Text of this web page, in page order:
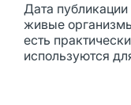
Дата
живые
есть
используются